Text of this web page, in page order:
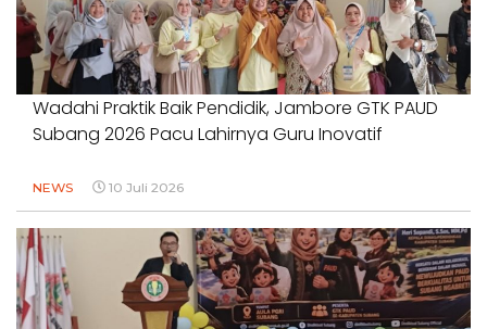
Wadahi Praktik Baik Pendidik, Jambore GTK PAUD
Subang 2026 Pacu Lahirnya Guru Inovatif
NEWS 10 Juli 2026